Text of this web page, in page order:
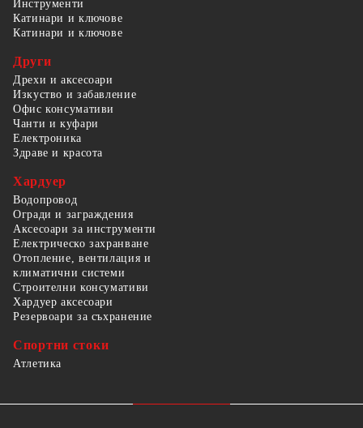
Инструменти
Катинари и ключове
Катинари и ключове
Други
Дрехи и аксесоари
Изкуство и забавление
Офис консумативи
Чанти и куфари
Електроника
Здраве и красота
Хардуер
Водопровод
Огради и заграждения
Аксесоари за инструменти
Електрическо захранване
Отопление, вентилация и
климатични системи
Строителни консумативи
Хардуер аксесоари
Резервоари за съхранение
Спортни стоки
Атлетика